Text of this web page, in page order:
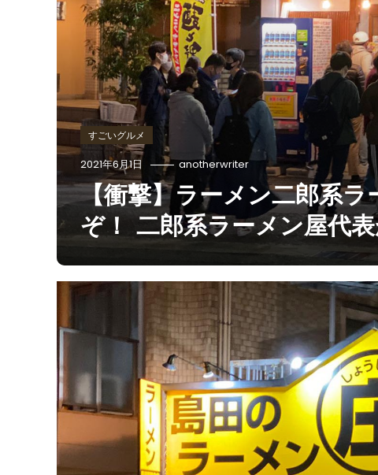
すごいグルメ
2021年6月1日 anotherwriter
【衝撃】ラーメン二郎系
ぞ！ 二郎系ラーメン屋代